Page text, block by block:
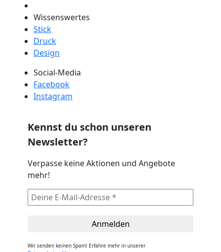
Wissenswertes
Stick
Druck
Design
Social-Media
Facebook
Instagram
Kennst du schon unseren
Newsletter?
Verpasse keine Aktionen und Angebote
mehr!
Wir senden keinen Spam! Erfahre mehr in unserer